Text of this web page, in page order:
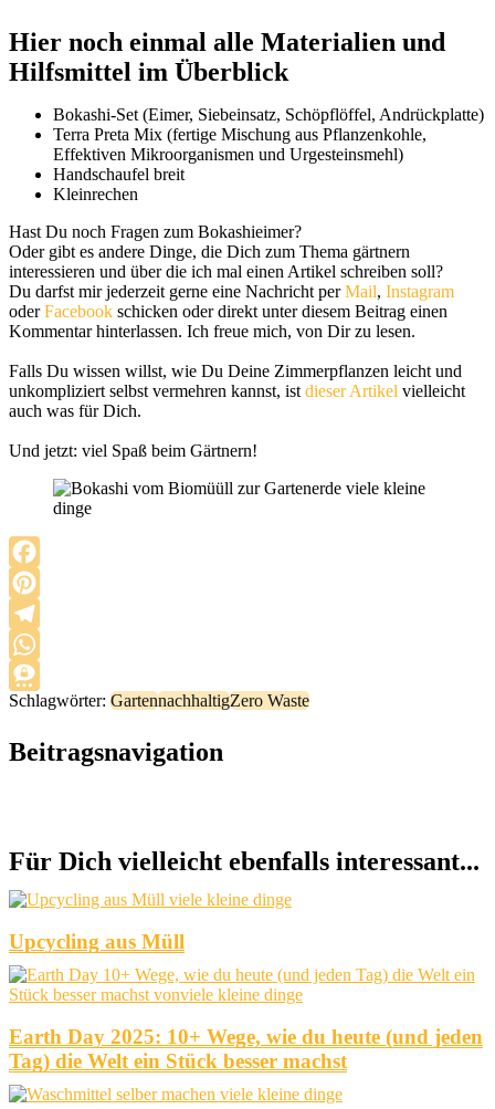
Gefällt Dir was Du hier
Dann freue ich mich, wenn du meine Arbeit unterstützt.
Hier noch einmal alle Materialien und
Hilfsmittel im Überblick
Bokashi-Set (Eimer, Siebeinsatz, Schöpflöffel, Andrückplatte)
Terra Preta Mix (fertige Mischung aus Pflanzenkohle,
Effektiven Mikroorganismen und Urgesteinsmehl)
Handschaufel breit
Kleinrechen
Hast Du noch Fragen zum Bokashieimer?
Oder gibt es andere Dinge, die Dich zum Thema gärtnern
interessieren und über die ich mal einen Artikel schreiben soll?
Du darfst mir jederzeit gerne eine Nachricht perMail, Instagram
oderFacebook schicken oder direkt unter diesem Beitrag einen
Kommentar hinterlassen. Ich freue mich, von Dir zu lesen.
Falls Du wissen willst, wie Du Deine Zimmerpflanzen leicht und
unkompliziert selbst vermehren kannst, ist dieser Artikel vielleicht
auch was für Dich.
Und jetzt: viel Spaß beim Gärtnern!
Threema
Schlagwörter: GartennachhaltigZero Waste
Beitragsnavigation
Für Dich vielleicht ebenfalls interessant...
Upcycling aus Müll
Earth Day 2025: 10+ Wege, wie du heute (und jeden
Tag) die Welt ein Stück besser machst